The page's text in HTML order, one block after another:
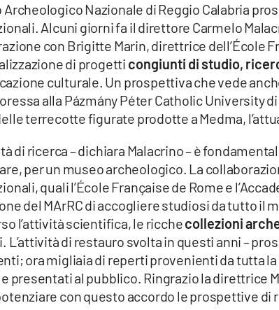
Archeologico Nazionale di Reggio Calabria
Alcuni giorni fa il direttore Carmelo
con Brigitte Marin, direttrice dell’École
di progetti congiunti di studio,
culturale. Un prospettiva che vede
alla Pázmány Péter Catholic University
terrecotte figurate prodotte a Medma,
di ricerca – dichiara Malacrino – è
per un museo archeologico. La
quali l’École Française de Rome e
del MArRC di accogliere studiosi da tutto il
l’attività scientifica, le ricchecollezioni
L’attività di restauro svolta in questi anni –
ora migliaia di reperti provenienti da tutta
presentati al pubblico. Ringrazio la direttrice
con questo accordo le prospettive di